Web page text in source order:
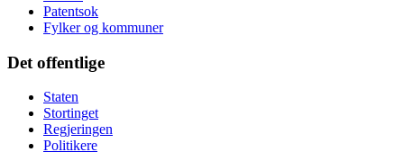
Patentsok
Fylker og kommuner
Det offentlige
Staten
Stortinget
Regjeringen
Politikere